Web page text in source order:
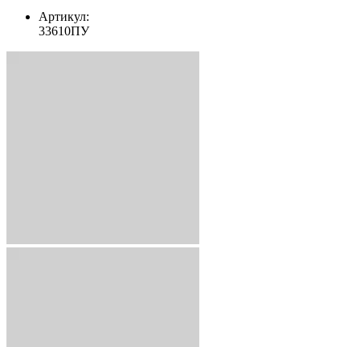
Артикул:
33610ПУ